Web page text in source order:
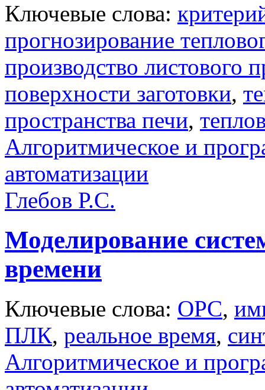
Ключевые слова:
прогнозирование
производство листового
поверхности заготовки,
пространства печи,
Алгоритмическое и
автоматизации
Глебов Р.С.
Моделирование
времени
Ключевые слова: OPC,
ПЛК, реальное время,
Алгоритмическое и